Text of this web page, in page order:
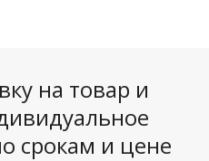
на товар и
срокам и цене